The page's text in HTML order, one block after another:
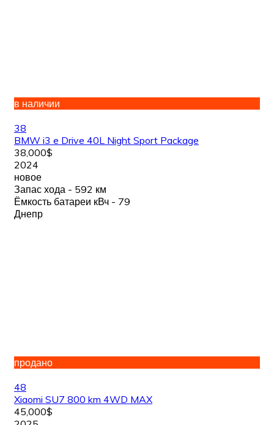
в наличии
38
BMW i3 e Drive 40L Night Sport Package
38,000$
2024
новое
Запас хода - 592 км
Ёмкость батареи кВч - 79
Днепр
продано
48
Xiaomi SU7 800 km 4WD MAX
45,000$